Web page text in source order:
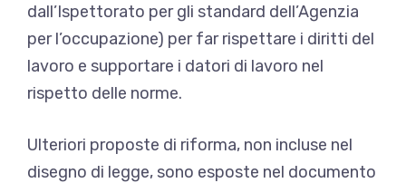
dall’Ispettorato per gli standard dell’Agenzia
per l’occupazione) per far rispettare i diritti del
lavoro e supportare i datori di lavoro nel
rispetto delle norme.
Ulteriori proposte di riforma, non incluse nel
disegno di legge, sono esposte nel documento